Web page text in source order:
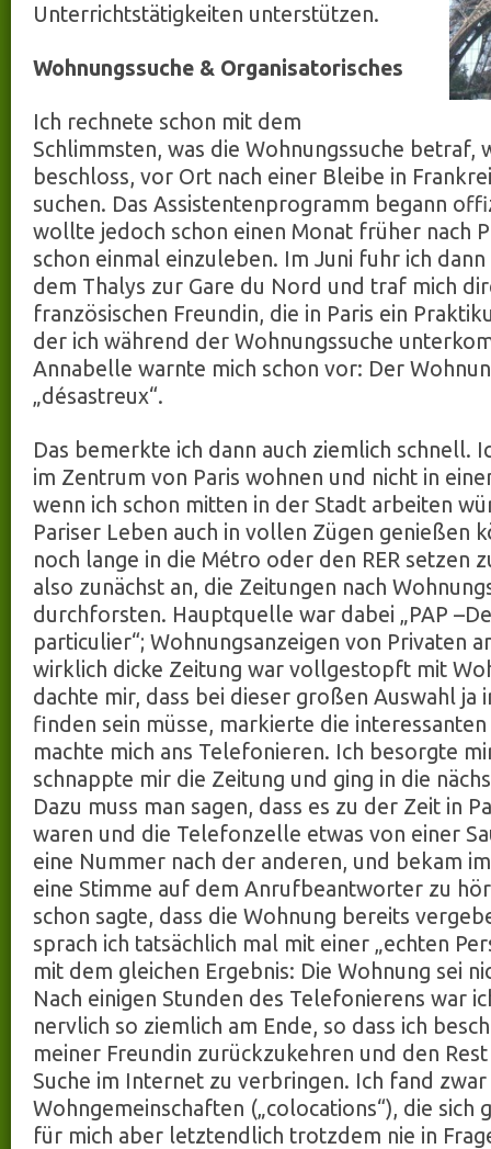
Unterrichtstätigkeiten unterstützen.
Wohnungssuche & Organisatorisches
Ich rechnete schon mit dem
Schlimmsten, was die Wohnungssuche betraf,
beschloss, vor Ort nach einer Bleibe in
suchen. Das Assistentenprogramm begann
wollte jedoch schon einen Monat früher nach
schon einmal einzuleben. Im Juni fuhr ich
dem Thalys zur Gare du Nord und traf mich
französischen Freundin, die in Paris ein
der ich während der Wohnungssuche
Annabelle warnte mich schon vor: Der
„désastreux“.
Das bemerkte ich dann auch ziemlich schnell.
im Zentrum von Paris wohnen und nicht in
wenn ich schon mitten in der Stadt arbeiten
Pariser Leben auch in vollen Zügen genießen
noch lange in die Métro oder den RER setzen
also zunächst an, die Zeitungen nach
durchforsten. Hauptquelle war dabei „PAP
particulier“; Wohnungsanzeigen von Privaten
wirklich dicke Zeitung war vollgestopft mit
dachte mir, dass bei dieser großen Auswahl ja
finden sein müsse, markierte die
machte mich ans Telefonieren. Ich besorgte
schnappte mir die Zeitung und ging in die
Dazu muss man sagen, dass es zu der Zeit in
waren und die Telefonzelle etwas von einer
eine Nummer nach der anderen, und bekam
eine Stimme auf dem Anrufbeantworter zu
schon sagte, dass die Wohnung bereits
sprach ich tatsächlich mal mit einer „echten
mit dem gleichen Ergebnis: Die Wohnung sei
Nach einigen Stunden des Telefonierens war
nervlich so ziemlich am Ende, so dass ich
meiner Freundin zurückzukehren und den
Suche im Internet zu verbringen. Ich fand zwar
Wohngemeinschaften („colocations“), die sich
für mich aber letztendlich trotzdem nie in